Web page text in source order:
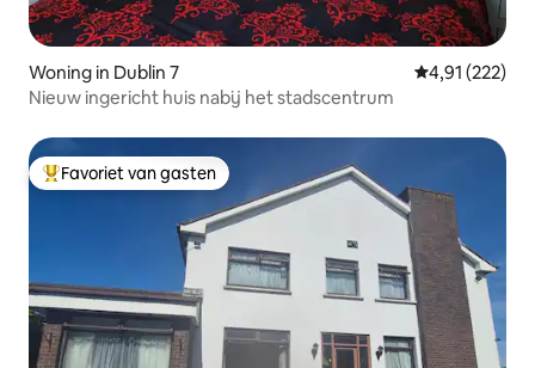
Woning in Dublin 7 Gemiddelde
4,91 (222)
Nieuw ingericht huis nabij het stadscentrum
Topfavoriet van gasten
Favoriet van gasten